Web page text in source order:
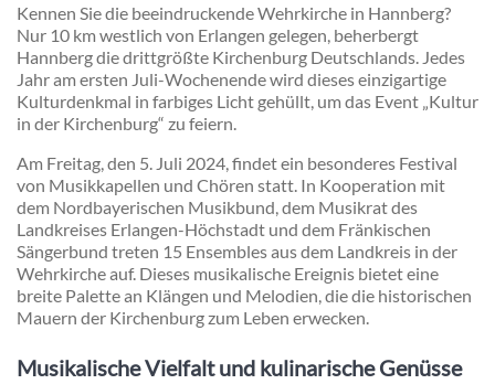
Kennen Sie die beeindruckende Wehrkirche in Hannberg?
Nur 10 km westlich von Erlangen gelegen, beherbergt
Hannberg die drittgrößte Kirchenburg Deutschlands. Jedes
Jahr am ersten Juli-Wochenende wird dieses einzigartige
Kulturdenkmal in farbiges Licht gehüllt, um das Event „Kultur
in der Kirchenburg“ zu feiern.
Am Freitag, den 5. Juli 2024, findet ein besonderes Festival
von Musikkapellen und Chören statt. In Kooperation mit
dem Nordbayerischen Musikbund, dem Musikrat des
Landkreises Erlangen-Höchstadt und dem Fränkischen
Sängerbund treten 15 Ensembles aus dem Landkreis in der
Wehrkirche auf. Dieses musikalische Ereignis bietet eine
breite Palette an Klängen und Melodien, die die historischen
Mauern der Kirchenburg zum Leben erwecken.
Musikalische Vielfalt und kulinarische Genüsse